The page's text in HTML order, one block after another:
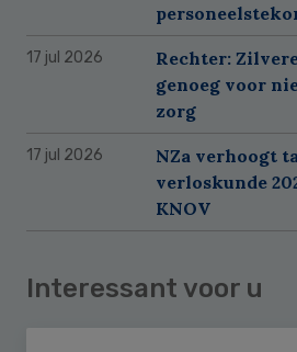
17 jul 2026
Rechter:
genoeg voor
zorg
17 jul 2026
NZa verhoogt
verloskunde
KNOV
Interessant voor u